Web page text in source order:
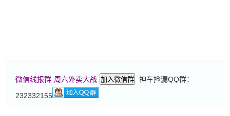
微信线报群-周六外卖大战 加入微信群
神车捡漏QQ群：
232332155